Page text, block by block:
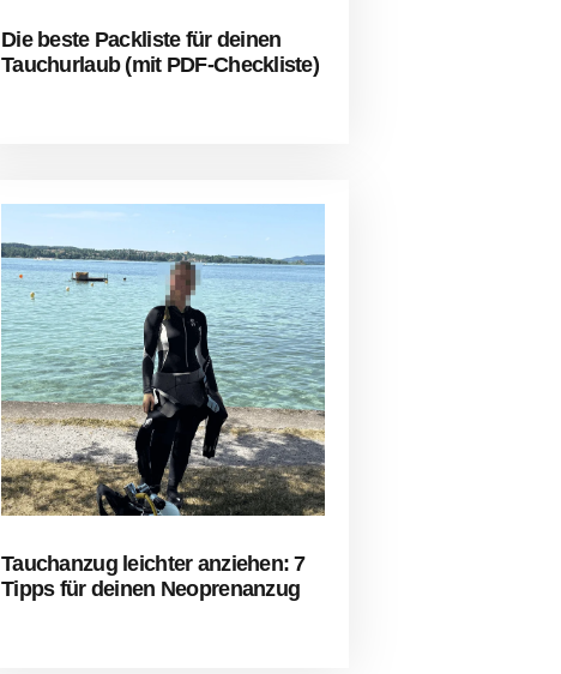
Die beste Packliste für deinen
Tauchurlaub (mit PDF-Checkliste)
Tauchanzug leichter anziehen: 7
Tipps für deinen Neoprenanzug